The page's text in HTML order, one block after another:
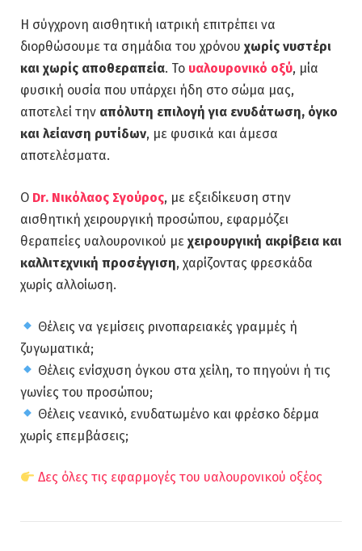
Η σύγχρονη αισθητική ιατρική επιτρέπει να
διορθώσουμε τα σημάδια του χρόνου χωρίς νυστέρι
και χωρίς αποθεραπεία. Το υαλουρονικό οξύ, μία
φυσική ουσία που υπάρχει ήδη στο σώμα μας,
αποτελεί την απόλυτη επιλογή για ενυδάτωση, όγκο
και λείανση ρυτίδων, με φυσικά και άμεσα
αποτελέσματα.
Ο Dr. Νικόλαος Σγούρος, με εξειδίκευση στην
αισθητική χειρουργική προσώπου, εφαρμόζει
θεραπείες υαλουρονικού με χειρουργική ακρίβεια και
καλλιτεχνική προσέγγιση, χαρίζοντας φρεσκάδα
χωρίς αλλοίωση.
Θέλεις να γεμίσεις ρινοπαρειακές γραμμές ή
ζυγωματικά;
Θέλεις ενίσχυση όγκου στα χείλη, το πηγούνι ή τις
γωνίες του προσώπου;
Θέλεις νεανικό, ενυδατωμένο και φρέσκο δέρμα
χωρίς επεμβάσεις;
Δες όλες τις εφαρμογές του υαλουρονικού οξέος